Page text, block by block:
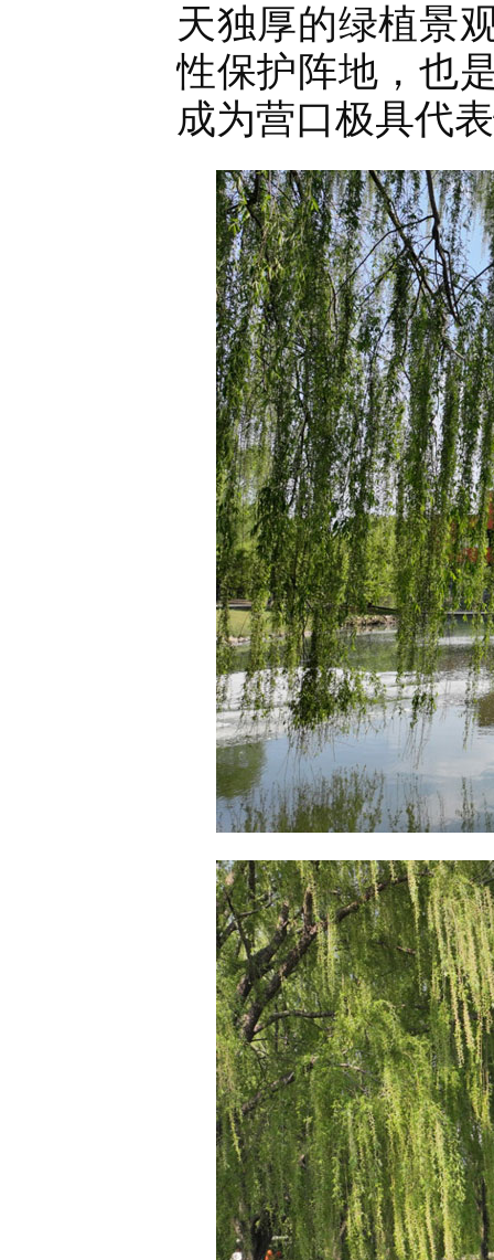
天独厚的绿植景
性保护阵地，也
成为营口极具代